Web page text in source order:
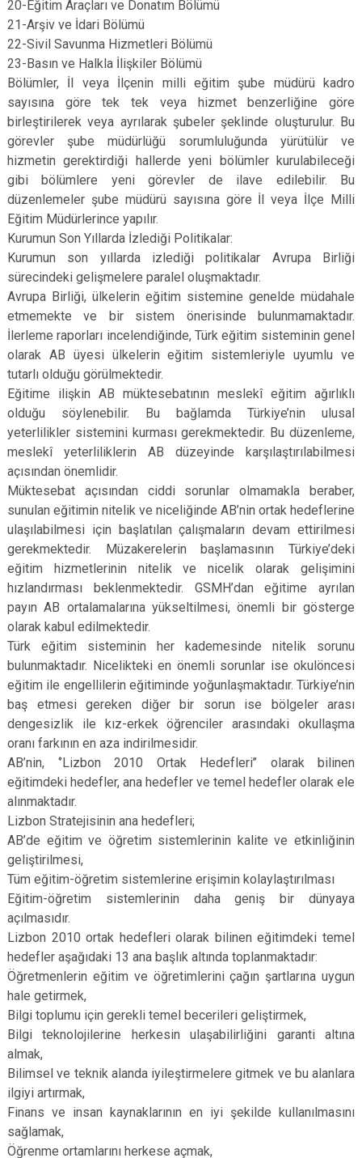
20-Eğitim Araçları ve Donatım Bölümü
21-Arşiv ve İdari Bölümü
22-Sivil Savunma Hizmetleri Bölümü
23-Basın ve Halkla İlişkiler Bölümü
Bölümler, İl veya İlçenin milli eğitim şube müdürü kadro
sayısına göre tek tek veya hizmet benzerliğine göre
birleştirilerek veya ayrılarak şubeler şeklinde oluşturulur. Bu
görevler şube müdürlüğü sorumluluğunda yürütülür ve
hizmetin gerektirdiği hallerde yeni bölümler kurulabileceği
gibi bölümlere yeni görevler de ilave edilebilir. Bu
düzenlemeler şube müdürü sayısına göre İl veya İlçe Milli
Eğitim Müdürlerince yapılır.
Kurumun Son Yıllarda İzlediği Politikalar:
Kurumun son yıllarda izlediği politikalar Avrupa Birliği
sürecindeki gelişmelere paralel oluşmaktadır.
Avrupa Birliği, ülkelerin eğitim sistemine genelde müdahale
etmemekte ve bir sistem önerisinde bulunmamaktadır.
İlerleme raporları incelendiğinde, Türk eğitim sisteminin genel
olarak AB üyesi ülkelerin eğitim sistemleriyle uyumlu ve
tutarlı olduğu görülmektedir.
Eğitime ilişkin AB müktesebatının meslekî eğitim ağırlıklı
olduğu söylenebilir. Bu bağlamda Türkiye’nin ulusal
yeterlilikler sistemini kurması gerekmektedir. Bu düzenleme,
meslekî yeterliliklerin AB düzeyinde karşılaştırılabilmesi
açısından önemlidir.
Müktesebat açısından ciddi sorunlar olmamakla beraber,
sunulan eğitimin nitelik ve niceliğinde AB’nin ortak hedeflerine
ulaşılabilmesi için başlatılan çalışmaların devam ettirilmesi
gerekmektedir. Müzakerelerin başlamasının Türkiye’deki
eğitim hizmetlerinin nitelik ve nicelik olarak gelişimini
hızlandırması beklenmektedir. GSMH’dan eğitime ayrılan
payın AB ortalamalarına yükseltilmesi, önemli bir gösterge
olarak kabul edilmektedir.
Türk eğitim sisteminin her kademesinde nitelik sorunu
bulunmaktadır. Nicelikteki en önemli sorunlar ise okulöncesi
eğitim ile engellilerin eğitiminde yoğunlaşmaktadır. Türkiye’nin
baş etmesi gereken diğer bir sorun ise bölgeler arası
dengesizlik ile kız-erkek öğrenciler arasındaki okullaşma
oranı farkının en aza indirilmesidir.
AB’nin, ‘’Lizbon 2010 Ortak Hedefleri’’ olarak bilinen
eğitimdeki hedefler, ana hedefler ve temel hedefler olarak ele
alınmaktadır.
Lizbon Stratejisinin ana hedefleri;
AB’de eğitim ve öğretim sistemlerinin kalite ve etkinliğinin
geliştirilmesi,
Tüm eğitim-öğretim sistemlerine erişimin kolaylaştırılması
Eğitim-öğretim sistemlerinin daha geniş bir dünyaya
açılmasıdır.
Lizbon 2010 ortak hedefleri olarak bilinen eğitimdeki temel
hedefler aşağıdaki 13 ana başlık altında toplanmaktadır:
Öğretmenlerin eğitim ve öğretimlerini çağın şartlarına uygun
hale getirmek,
Bilgi toplumu için gerekli temel becerileri geliştirmek,
Bilgi teknolojilerine herkesin ulaşabilirliğini garanti altına
almak,
Bilimsel ve teknik alanda iyileştirmelere gitmek ve bu alanlara
ilgiyi artırmak,
Finans ve insan kaynaklarının en iyi şekilde kullanılmasını
sağlamak,
Öğrenme ortamlarını herkese açmak,